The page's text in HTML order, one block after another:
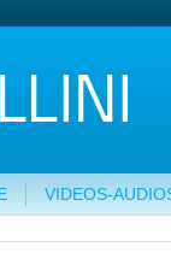
VIDEOS-